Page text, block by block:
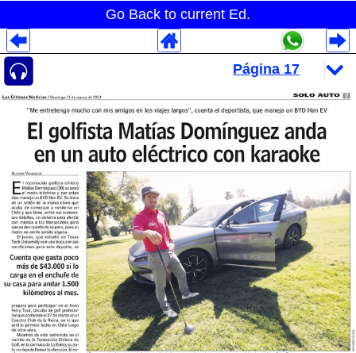
Go Back to current Ed.
Despliegues Analytics
Despliegues Totales
Despliegues por Rubros